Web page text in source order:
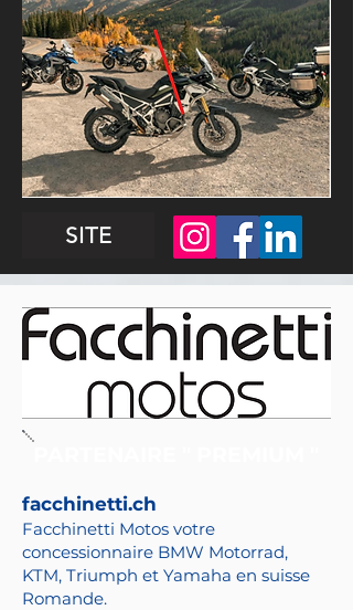
SITE
facchinetti.ch
Facchinetti Motos votre
concessionnaire BMW Motorrad,
KTM, Triumph et Yamaha en suisse
Romande.